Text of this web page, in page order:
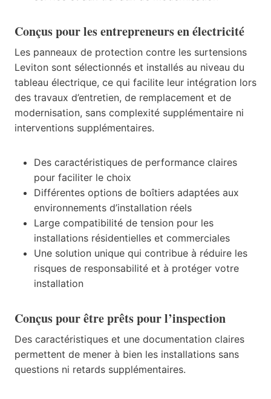
Conçus pour les entrepreneurs en électricité
Les panneaux de protection contre les surtensions
Leviton sont sélectionnés et installés au niveau du
tableau électrique, ce qui facilite leur intégration lors
des travaux d’entretien, de remplacement et de
modernisation, sans complexité supplémentaire ni
interventions supplémentaires.
Des caractéristiques de performance claires
pour faciliter le choix
Différentes options de boîtiers adaptées aux
environnements d’installation réels
Large compatibilité de tension pour les
installations résidentielles et commerciales
Une solution unique qui contribue à réduire les
risques de responsabilité et à protéger votre
installation
Conçus pour être prêts pour l’inspection
Des caractéristiques et une documentation claires
permettent de mener à bien les installations sans
questions ni retards supplémentaires.